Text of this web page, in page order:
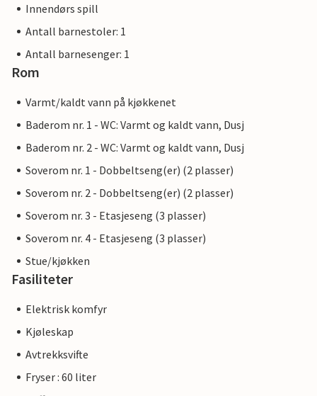
Innendørs spill
Antall barnestoler: 1
Antall barnesenger: 1
Rom
Varmt/kaldt vann på kjøkkenet
Baderom nr. 1 - WC: Varmt og kaldt vann, Dusj
Baderom nr. 2 - WC: Varmt og kaldt vann, Dusj
Soverom nr. 1 - Dobbeltseng(er) (2 plasser)
Soverom nr. 2 - Dobbeltseng(er) (2 plasser)
Soverom nr. 3 - Etasjeseng (3 plasser)
Soverom nr. 4 - Etasjeseng (3 plasser)
Stue/kjøkken
Fasiliteter
Elektrisk komfyr
Kjøleskap
Avtrekksvifte
Fryser : 60 liter